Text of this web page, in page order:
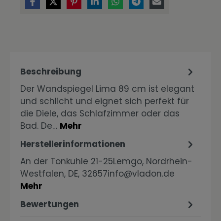
Beschreibung
Der Wandspiegel Lima 89 cm ist elegant
und schlicht und eignet sich perfekt für
die Diele, das Schlafzimmer oder das
Bad. De… Mehr
Herstellerinformationen
An der Tonkuhle 21-25Lemgo, Nordrhein-
Westfalen, DE, 32657info@vladon.de
Mehr
Bewertungen